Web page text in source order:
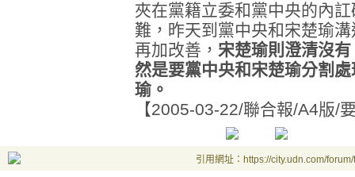
夾在黨籍立委和黨中央的內
難，昨天到黨中央和宋楚瑜
再加改善， 宋楚瑜則澄清沒
然是要黨中央和宋楚瑜分割
瑜。
【2005-03-22/聯合報/A4版/
引用網址：https://city.udn.com/